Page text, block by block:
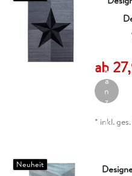
ab
ik
el
a
n
z
g
* inkl.
Neuheit